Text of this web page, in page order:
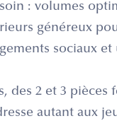
: volumes
généreux
sociaux
des 2 et 3 pièces
autant aux